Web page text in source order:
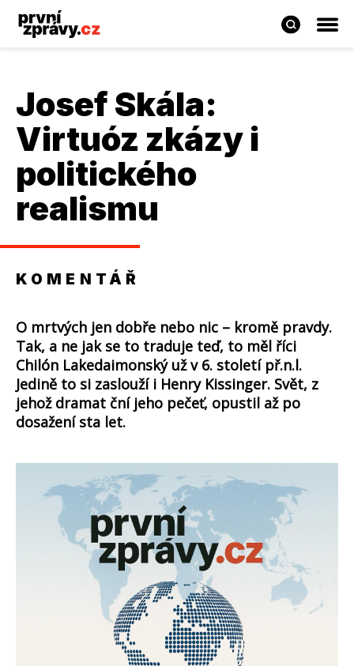
Josef Skála:
Virtuóz zkázy i
politického
realismu
KOMENTÁŘ
O mrtvých jen dobře nebo nic – kromě pravdy.
Tak, a ne jak se to traduje teď, to měl říci
Chilón Lakedaimonský už v 6. století př.n.l.
Jedině to si zaslouží i Henry Kissinger. Svět, z
jehož dramat ční jeho pečeť, opustil až po
dosažení sta let.